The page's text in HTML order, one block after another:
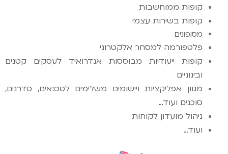
קופות ממוחשבות
קופות בשירות עצמי
מסופונים
פלטפורמה למסחר אלקטרוני
קופות ייעודיות מבוססות אנדרואיד לעסקים קטנים
ובינוניים
מגוון אפליקציות ויישומים משלימים לטכנאים, סדרנים,
סוכנים ועוד…
ניהול מועדון לקוחות
ועוד…